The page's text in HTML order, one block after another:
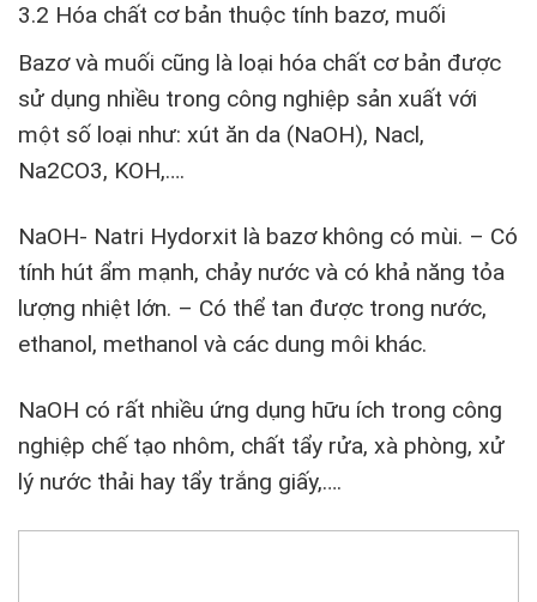
3.2 Hóa chất cơ bản thuộc tính bazơ, muối
Bazơ và muối cũng là loại hóa chất cơ bản được
sử dụng nhiều trong công nghiệp sản xuất với
một số loại như: xút ăn da (NaOH), Nacl,
Na2CO3, KOH,….
NaOH- Natri Hydorxit là bazơ không có mùi. – Có
tính hút ẩm mạnh, chảy nước và có khả năng tỏa
lượng nhiệt lớn. – Có thể tan được trong nước,
ethanol, methanol và các dung môi khác.
NaOH có rất nhiều ứng dụng hữu ích trong công
nghiệp chế tạo nhôm, chất tẩy rửa, xà phòng, xử
lý nước thải hay tẩy trắng giấy,….